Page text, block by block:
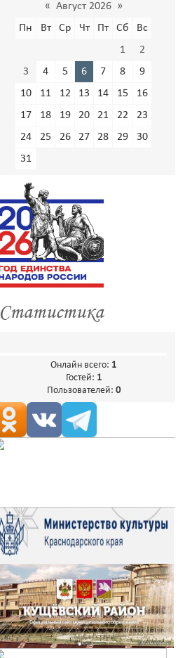
« Август 2026 »
Пн
Вт Ср Чт Пт Сб
Вс
1
2
3
4 5 6 7 8
9
10
11 12 13 14 15
16
17
18 19 20 21 22
23
24
25 26 27 28 29
30
31
Статистика
Онлайн всего: 1
Гостей: 1
Пользователей: 0